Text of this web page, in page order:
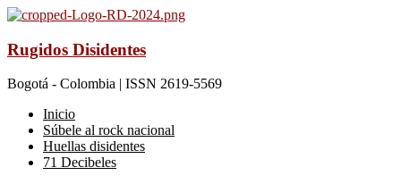
Rugidos Disidentes
Bogotá - Colombia | ISSN 2619-5569
Inicio
Súbele al rock nacional
Huellas disidentes
71 Decibeles